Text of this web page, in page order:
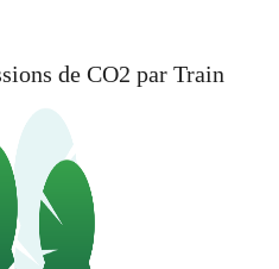
de CO2 par Train